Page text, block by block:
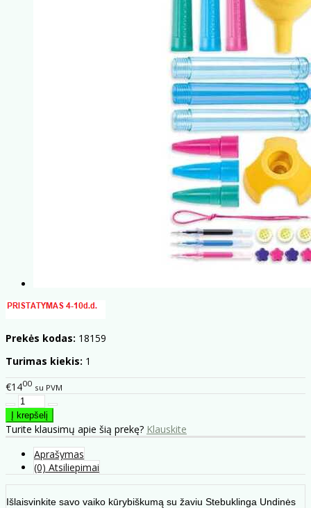
Prekės kodas: 18159
Turimas kiekis: 1
€1400 su PVM
Turite klausimų apie šią prekę? Klauskite
Aprašymas
(0) Atsiliepimai
Išlaisvinkite savo vaiko kūrybiškumą su žaviu Stebuklinga Undinės